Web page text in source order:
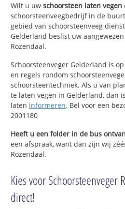
Wilt u uwschoorsteen laten vegen
schoorsteenveegbedrijf in de
gebied van schoorsteenveeg
Gelderland beslist uw
Rozendaal.
Schoorsteenveger Gelderland is
en regels rondom
schoorsteentechniek. Als u van
te laten vegen in Gelderland, dan
laten informeren. Bel voor een
2001180
Heeft u een folder in de bus
een afspraak, want dan zijn wij
Rozendaal.
Kies voor Schoorsteenveger
direct!